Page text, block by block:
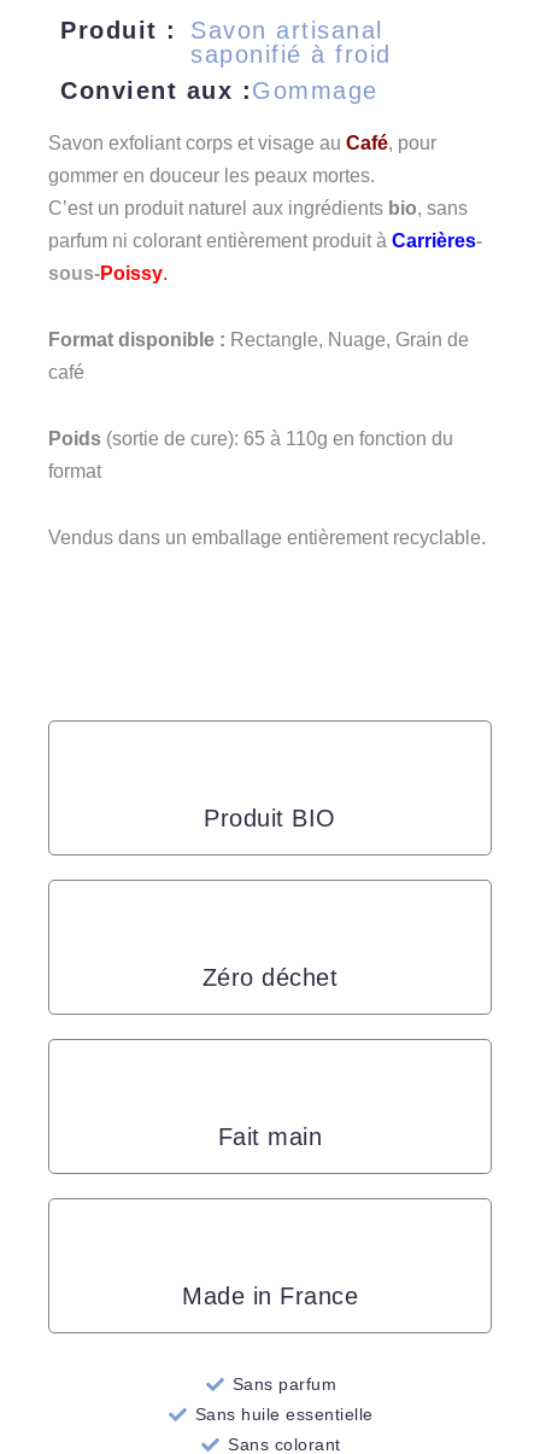
Produit :
Savon artisanal
saponifié à froid
Convient aux :Gommage
Savon exfoliant corps et visage au Café, pour
gommer en douceur les peaux mortes.
C’est un produit naturel aux ingrédients bio, sans
parfum ni colorant entièrement produit à Carrières-
sous-Poissy.
Format disponible : Rectangle, Nuage, Grain de
café
Poids (sortie de cure): 65 à 110g en fonction du
format
Vendus dans un emballage entièrement recyclable.
Produit BIO
Zéro déchet
Fait main
Made in France
Sans parfum
Sans huile essentielle
Sans colorant